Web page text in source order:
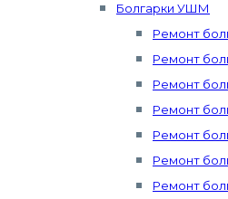
Болгарки УШМ
Ремонт
Ремонт
Ремонт
Ремонт
Ремонт
Ремонт
Ремонт